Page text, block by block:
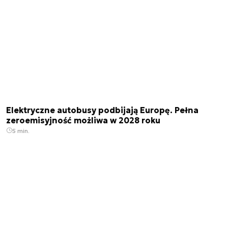
Elektryczne autobusy podbijają Europę. Pełna
zeroemisyjność możliwa w 2028 roku
5 min.